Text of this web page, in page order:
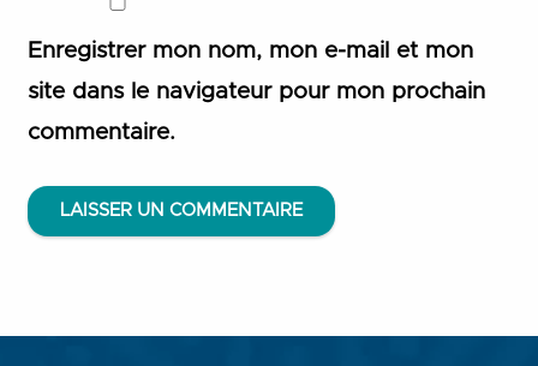
Enregistrer mon nom, mon e-mail et mon
site dans le navigateur pour mon prochain
commentaire.
LAISSER UN COMMENTAIRE